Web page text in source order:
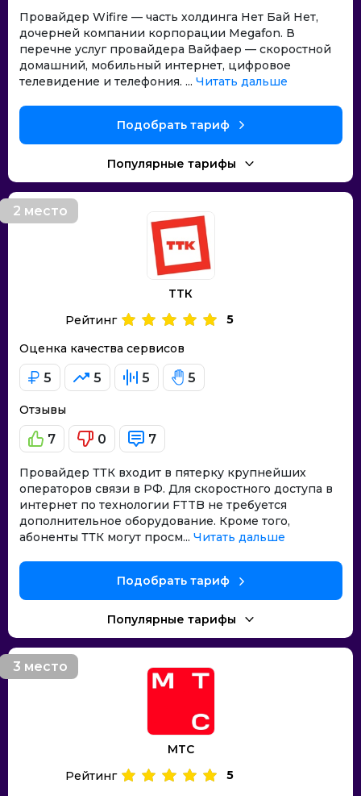
Провайдер Wifire — часть холдинга Нет Бай Нет,
дочерней компании корпорации Megafon. В
перечне услуг провайдера Вайфаер — скоростной
домашний, мобильный интернет, цифровое
телевидение и телефония. ... Читать дальше
Подобрать тариф
Популярные тарифы
2 место
ТТК
Оценка качества сервисов
5 5 5 5
Отзывы
7 0 7
Рейтинг 5
Провайдер ТТК входит в пятерку крупнейших
операторов связи в РФ. Для скоростного доступа в
интернет по технологии FTTB не требуется
дополнительное оборудование. Кроме того,
абоненты ТТК могут просм... Читать дальше
Подобрать тариф
Популярные тарифы
3 место
МТС
Рейтинг 5